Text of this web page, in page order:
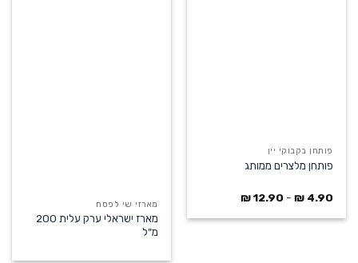
פותחן בקבוקי יין
פותחן מלצרים ממותג
4.90
₪
-
12.90
₪ מארזי שי לפסח
מארז ישראלי ערק עלית 200
מ"ל